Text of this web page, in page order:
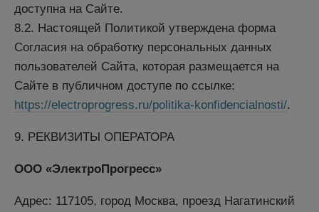
доступна на Сайте.
8.2. Настоящей Политикой утверждена форма
Согласия на обработку персональных данных
пользователей Сайта, которая размещается на
Сайте в публичном доступе по ссылке:
https://electroprogress.ru/politika-konfidencialnosti/.
9. РЕКВИЗИТЫ ОПЕРАТОРА
ООО «ЭлектроПрогресс»
Адрес: 117105, город Москва, проезд Нагатинский